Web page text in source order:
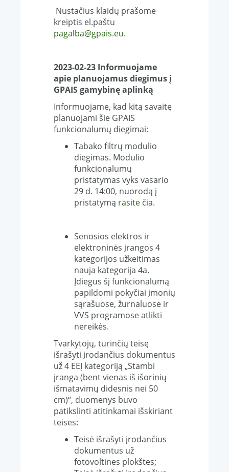
Nustačius klaidų prašome
kreiptis el.paštu
pagalba@gpais.eu.
2023-02-23 Informuojame
apie planuojamus diegimus į
GPAIS gamybinę aplinką
Informuojame, kad kitą savaitę
planuojami šie GPAIS
funkcionalumų diegimai:
Tabako filtrų modulio
diegimas. Modulio
funkcionalumų
pristatymas vyks vasario
29 d. 14:00, nuorodą į
pristatymą rasite čia.
Senosios elektros ir
elektroninės įrangos 4
kategorijos užkeitimas
nauja kategorija 4a.
Įdiegus šį funkcionalumą
papildomi pokyčiai įmonių
sąrašuose, žurnaluose ir
VVS programose atlikti
nereikės.
Tvarkytojų, turinčių teisę
išrašyti įrodančius dokumentus
už 4 EEĮ kategoriją „Stambi
įranga (bent vienas iš išorinių
išmatavimų didesnis nei 50
cm)“, duomenys buvo
patikslinti atitinkamai išskiriant
teises:
Teisė išrašyti įrodančius
dokumentus už
fotovoltines plokštes;